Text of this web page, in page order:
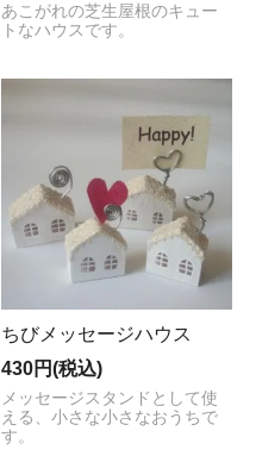
あこがれの芝生屋根のキュー
トなハウスです。
ちびメッセージハウス
430円(税込)
メッセージスタンドとして使
える、小さな小さなおうちで
す。